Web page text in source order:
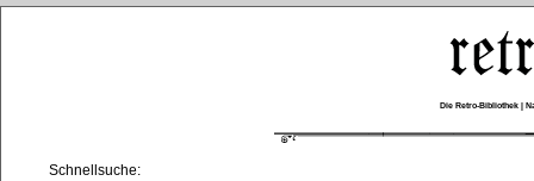
Die Retro-Bibliothek |
Schnellsuche: